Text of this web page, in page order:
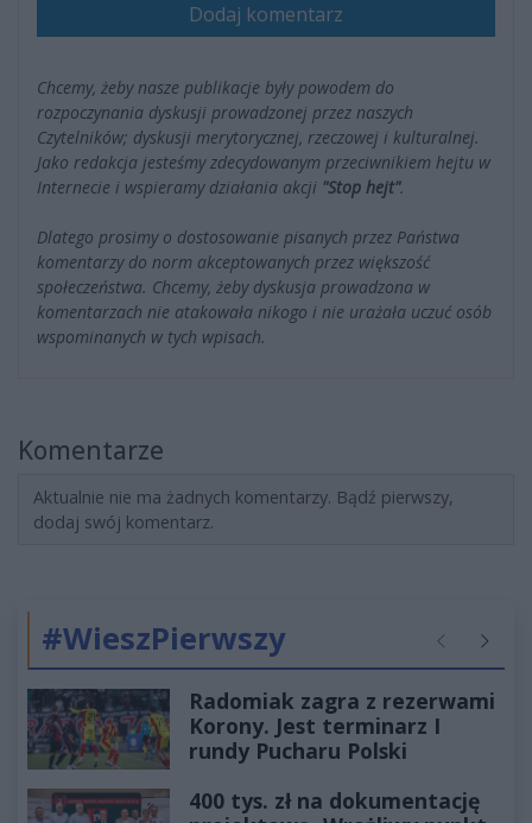
Dodaj komentarz
Chcemy, żeby nasze publikacje były powodem do
rozpoczynania dyskusji prowadzonej przez naszych
Czytelników; dyskusji merytorycznej, rzeczowej i kulturalnej.
Jako redakcja jesteśmy zdecydowanym przeciwnikiem hejtu w
Internecie i wspieramy działania akcji "Stop hejt".
Dlatego prosimy o dostosowanie pisanych przez Państwa
komentarzy do norm akceptowanych przez większość
społeczeństwa. Chcemy, żeby dyskusja prowadzona w
komentarzach nie atakowała nikogo i nie urażała uczuć osób
wspominanych w tych wpisach.
Komentarze
Aktualnie nie ma żadnych komentarzy. Bądź pierwszy,
dodaj swój komentarz.
#WieszPierwszy Poprzednie
Radomiak zagra z rezerwami
Korony. Jest terminarz I
rundy Pucharu Polski
400 tys. zł na dokumentację